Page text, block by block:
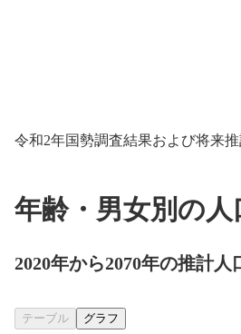
令和2年国勢調査結果および将来
年齢・男女別の人
2020年から2070年の推計人
テーブル グラフ